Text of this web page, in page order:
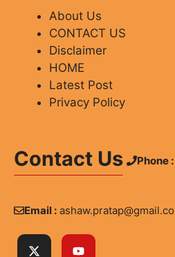
About Us
CONTACT US
Disclaimer
HOME
Latest Post
Privacy Policy
Contact Us Phone :
Email :